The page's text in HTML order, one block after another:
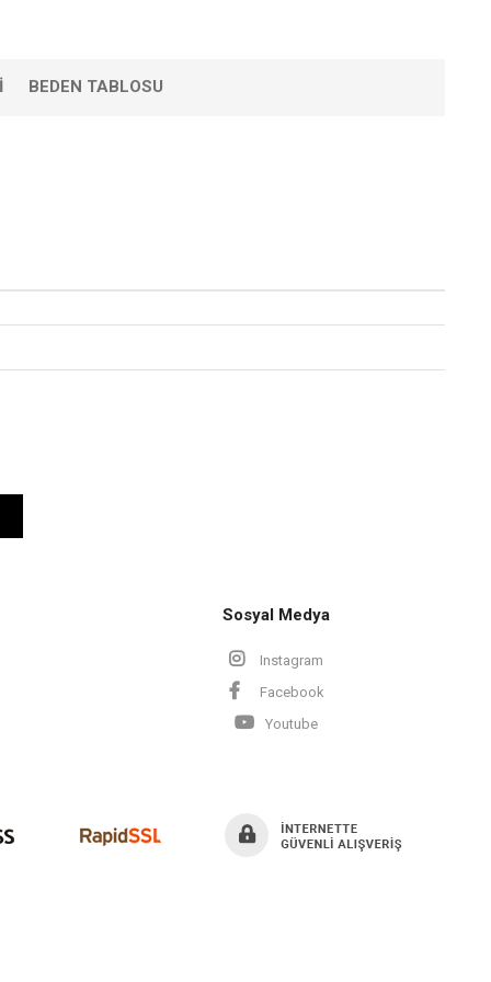
BEDEN TABLOSU
Sosyal Medya
Instagram
Facebook
Youtube